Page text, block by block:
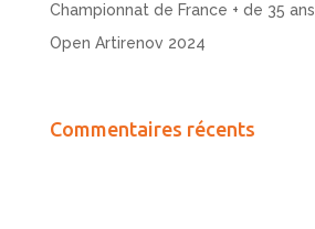
Championnat de France + de 35 ans
Open Artirenov 2024
Commentaires récents